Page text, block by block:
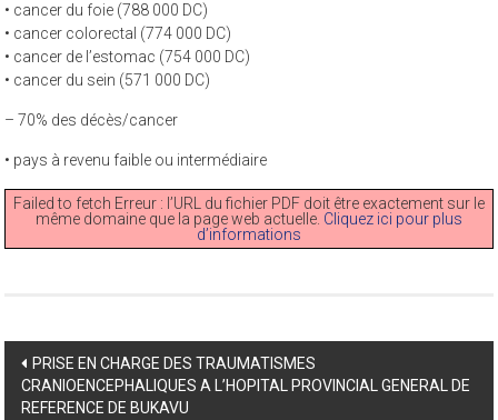
• cancer du foie (788 000 DC)
• cancer colorectal (774 000 DC)
• cancer de l’estomac (754 000 DC)
• cancer du sein (571 000 DC)
– 70% des décès/cancer
• pays à revenu faible ou intermédiaire
Failed to fetch Erreur : l’URL du fichier PDF doit être exactement sur le
même domaine que la page web actuelle. Cliquez ici pour plus
d’informations
Post
navigation
PRISE EN CHARGE DES TRAUMATISMES
CRANIOENCEPHALIQUES A L’HOPITAL PROVINCIAL GENERAL DE
REFERENCE DE BUKAVU